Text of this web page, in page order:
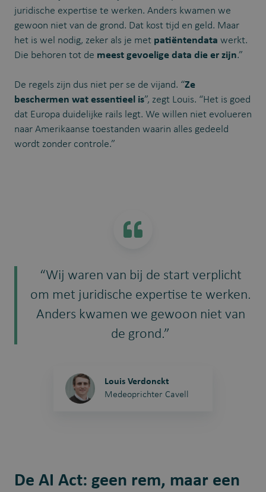
juridische expertise te werken. Anders kwamen we
gewoon niet van de grond. Dat kost tijd en geld. Maar
het is wel nodig, zeker als je met patiëntendata werkt.
Die behoren tot de meest gevoelige data die er zijn.”
De regels zijn dus niet per se de vijand. “Ze
beschermen wat essentieel is”, zegt Louis. “Het is goed
dat Europa duidelijke rails legt. We willen niet evolueren
naar Amerikaanse toestanden waarin alles gedeeld
wordt zonder controle.”
“Wij waren van bij de start verplicht
om met juridische expertise te werken.
Anders kwamen we gewoon niet van
de grond.”
Louis Verdonckt
Medeoprichter Cavell
De AI Act: geen rem, maar een